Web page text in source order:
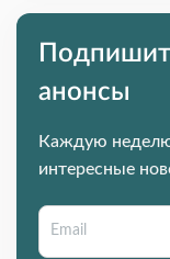
анонсы
Каждую
интересные